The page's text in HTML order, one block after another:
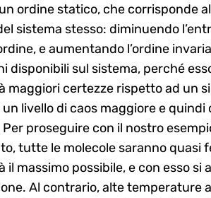
ordine statico, che corrisponde
sistema stesso: diminuendo
e aumentando l’ordine
disponibili sul sistema, perché
maggiori certezze rispetto ad un
livello di caos maggiore e
proseguire con il nostro
tutte le molecole saranno quasi
il massimo possibile, e con esso
Al contrario, alte temperature